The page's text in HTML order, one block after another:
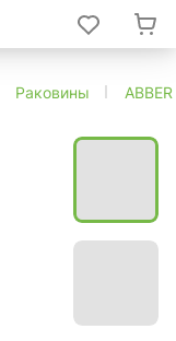
Раковины ABBER